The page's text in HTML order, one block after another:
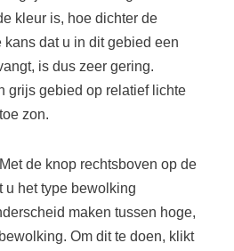
kleur is, hoe dichter de
dat u in dit gebied een
is dus zeer gering.
grijs gebied op relatief lichte
zon.
Met de knop rechtsboven op de
u het type bewolking
maken tussen hoge,
Om dit te doen, klikt